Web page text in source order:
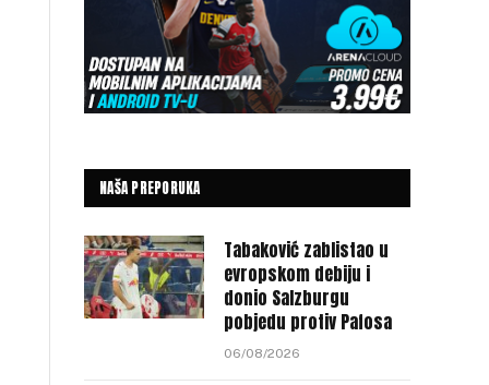
NAŠA PREPORUKA
Tabaković zablistao u
evropskom debiju i
donio Salzburgu
pobjedu protiv Pafosa
06/08/2026